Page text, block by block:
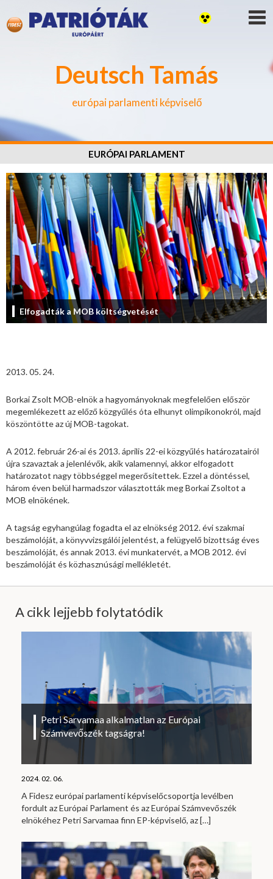
Deutsch Tamás
európai parlamenti képviselő
EURÓPAI PARLAMENT
Elfogadták a MOB költségvetését
2013. 05. 24.
Borkai Zsolt MOB-elnök a hagyományoknak megfelelően először
megemlékezett az előző közgyűlés óta elhunyt olimpikonokról, majd
köszöntötte az új MOB-tagokat.
A 2012. február 26-ai és 2013. április 22-ei közgyűlés határozatairól
újra szavaztak a jelenlévők, akik valamennyi, akkor elfogadott
határozatot nagy többséggel megerősítettek. Ezzel a döntéssel,
három éven belül harmadszor választották meg Borkai Zsoltot a
MOB elnökének.
A tagság egyhangúlag fogadta el az elnökség 2012. évi szakmai
beszámolóját, a könyvvizsgálói jelentést, a felügyelő bizottság éves
beszámolóját, és annak 2013. évi munkatervét, a MOB 2012. évi
beszámolóját és közhasznúsági mellékletét.
A cikk lejjebb folytatódik
Petri Sarvamaa alkalmatlan az Európai
Számvevőszék tagságra!
2024. 02. 06.
A Fidesz európai parlamenti képviselőcsoportja levélben
fordult az Európai Parlament és az Európai Számvevőszék
elnökéhez Petri Sarvamaa finn EP-képviselő, az[…]